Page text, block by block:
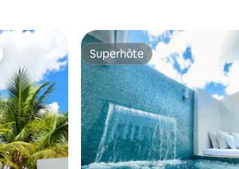
les plus aimésSuperhôte
Superhôte